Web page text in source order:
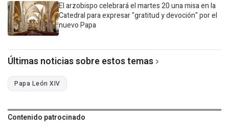
El arzobispo celebrará el martes 20 una misa en la
Catedral para expresar "gratitud y devoción" por el
nuevo Papa
Últimas noticias sobre estos temas
Papa León XIV
Contenido patrocinado